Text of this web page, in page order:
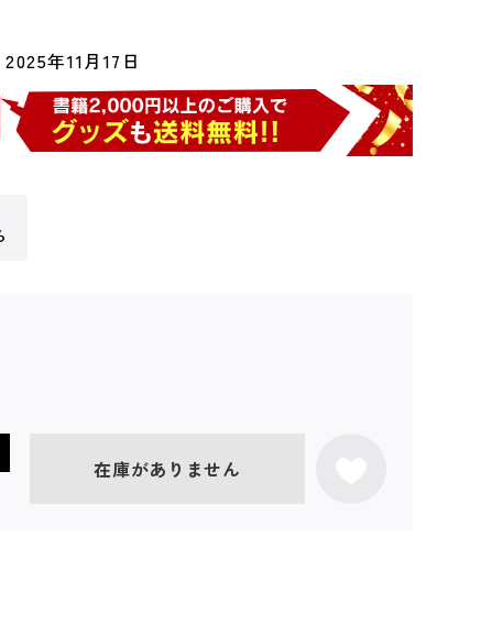
2025年11月17日
在庫がありません